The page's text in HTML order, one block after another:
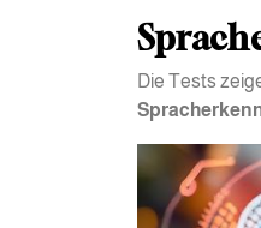
Die Tests